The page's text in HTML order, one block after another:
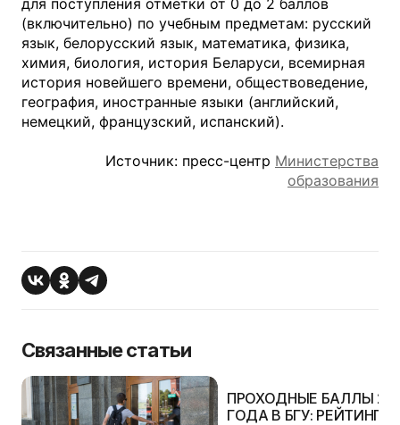
для поступления отметки от 0 до 2 баллов
(включительно) по учебным предметам: русский
язык, белорусский язык, математика, физика,
химия, биология, история Беларуси, всемирная
история новейшего времени, обществоведение,
география, иностранные языки (английский,
немецкий, французский, испанский).
Источник: пресс-центр Министерства
образования
Связанные статьи
ПРОХОДНЫЕ БАЛЛЫ
ГОДА В БГУ: РЕЙТИНГИ